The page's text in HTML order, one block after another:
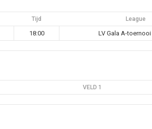
Tijd League
18:00 LV Gala A-toernooi
VELD 1